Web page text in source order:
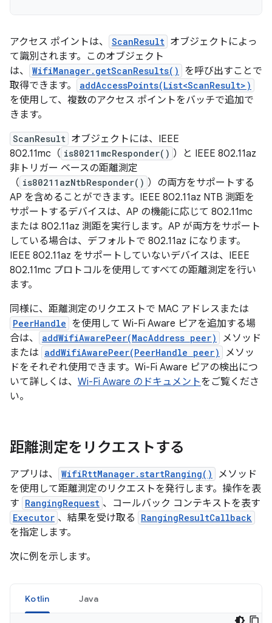
アクセス ポイントは、 ScanResult オブジェクトによっ
て識別されます。このオブジェクト
は、
WifiManager.getScanResults()
を呼び出すことで
取得できます。
addAccessPoints(List<ScanResult>)
を使用して、複数のアクセス ポイントをバッチで追加で
きます。
ScanResult オブジェクトには、IEEE
802.11mc（ is80211mcResponder() ）と IEEE 802.11az
非トリガー ベースの距離測定
（ is80211azNtbResponder() ）の両方をサポートする
AP を含めることができます。IEEE 802.11az NTB 測距を
サポートするデバイスは、AP の機能に応じて 802.11mc
または 802.11az 測距を実行します。AP が両方をサポート
している場合は、デフォルトで 802.11az になります。
IEEE 802.11az をサポートしていないデバイスは、IEEE
802.11mc プロトコルを使用してすべての距離測定を行い
ます。
同様に、距離測定のリクエストで MAC アドレスまたは
PeerHandle を使用して Wi-Fi Aware ピアを追加する場
合は、
addWifiAwarePeer(MacAddress peer)
メソッド
または addWifiAwarePeer(PeerHandle peer)
メソッ
ドをそれぞれ使用できます。Wi-Fi Aware ピアの検出につ
いて詳しくは、 Wi-Fi Aware のドキュメントをご覧くださ
い。
距離測定をリクエストする
アプリは、 WifiRttManager.startRanging()
メソッド
を使用して距離測定のリクエストを発行します。操作を表
す RangingRequest 、コールバック コンテキストを表す
Executor 、結果を受け取る RangingResultCallback
を指定します。
次に例を示します。
Kotlin Java